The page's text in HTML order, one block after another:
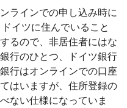
ラインでの申し込み時に
イツに住んでいること
るので、非居住者にはな
行のひとつ、ドイツ銀行
行はオンラインでの口座
はいますが、住所登録の
ない仕様になっていま